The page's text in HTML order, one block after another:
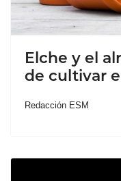
Elche y el
de cultivar
Redacción ESM